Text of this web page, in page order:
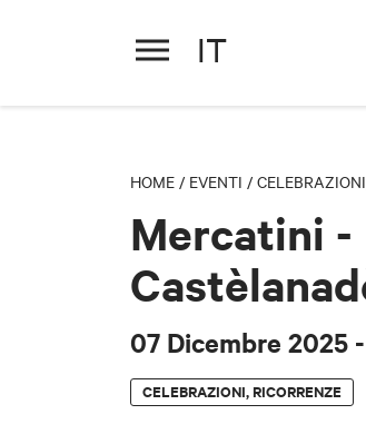
IT
HOME / EVENTI /
Mercatini -
07 Dicembre 2025
CELEBRAZIONI, RICORRENZE